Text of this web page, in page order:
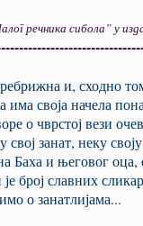
у издању
и, сходно
има своја начела
о чврстој вези
занат, неку
Баха и његовог
број славних
о занатлијама...